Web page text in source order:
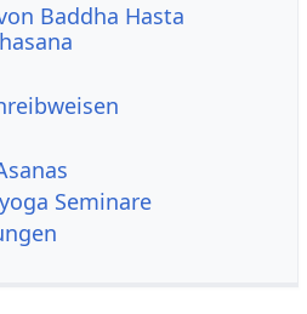
Baddha Hasta
Seminare